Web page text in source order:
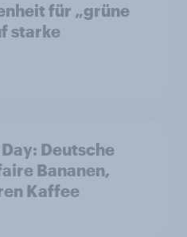
für „grüne
starke
Deutsche
Bananen,
Kaffee